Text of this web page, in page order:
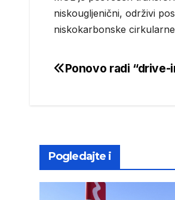
niskougljenični, održivi
niskokarbonske
Post
Ponovo radi “drive-
Pogledajte i